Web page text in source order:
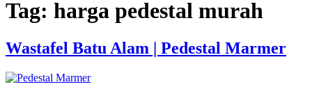
Tag: harga pedestal murah
Wastafel Batu Alam | Pedestal Marmer